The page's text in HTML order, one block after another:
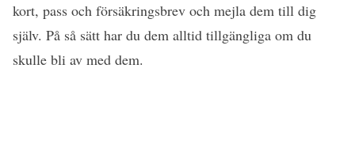
kort, pass och försäkringsbrev och mejla dem till dig
själv. På så sätt har du dem alltid tillgängliga om du
skulle bli av med dem.